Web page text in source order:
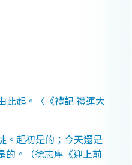
此起。〈《禮記 禮運大
。起初是的；今天還是
的。（徐志摩《迎上前